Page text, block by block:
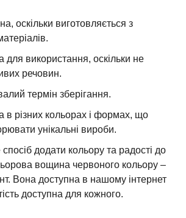
оскільки виготовляється з
для використання, оскільки не
речовин.
термін зберігання.
в різних кольорах і формах, що
унікальні вироби.
додати кольору та радості до
вощина червоного кольору –
Вона доступна в нашому інтернет
доступна для кожного.